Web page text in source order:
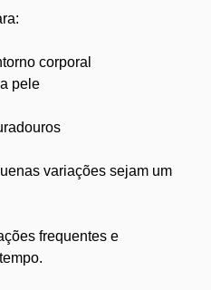
corporal
pele
variações sejam um
frequentes e